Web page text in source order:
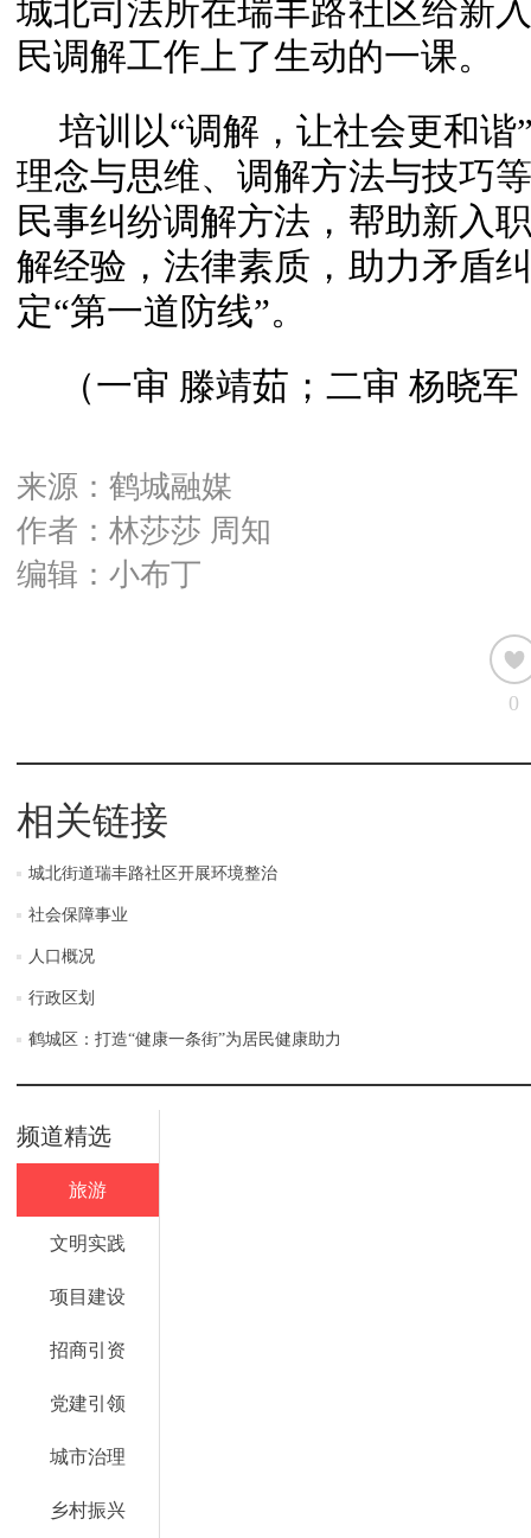
城北司法所在瑞丰路社区给新
民调解工作上了生动的一课。
培训以“调解，让社会更和
理念与思维、调解方法与技巧
民事纠纷调解方法，帮助新入
解经验，法律素质，助力矛盾
定“第一道防线”。
（一审 滕靖茹；二审 杨晓
来源：鹤城融媒
作者：林莎莎 周知
编辑：小布丁
0
相关链接
城北街道瑞丰路社区开展环境整治
社会保障事业
人口概况
行政区划
鹤城区：打造“健康一条街”为居民健康助力
频道精选
旅游
文明实践
项目建设
招商引资
党建引领
城市治理
乡村振兴